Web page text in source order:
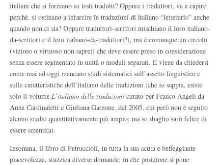
italiani che si formano su testi tradotti? Oppure i traduttori, va a capire
perché, si ostinano a infarcire le traduzioni di italiano “letterario” anche
quando non ci sta? Oppure traduttori-scrittori mischiano il loro italiano-
da-scrittori e il loro italiano-da-traduttori?), ma è comunque un circolo
(vizioso o virtuoso non saprei) che deve essere preso in considerazione
senza essere segmentato in unità o moduli separati. E viene da chiedersi
come mai ad oggi mancano studi sistematici sull’assetto linguistico e
sulle caratteristiche dell’italiano delle traduzioni (che io sappia, esiste
solo il volume L’italiano delle traduzioni curato per Franco Angeli da
Anna Cardinaletti e Giuliana Garzone, del 2005, cui però non è seguito
alcuno studio quantitativamente più ampio; ma se sbaglio sarò felice di
essere smentita).
Insomma, il libro di Petruccioli, in tutta la sua acuta e beffeggiante
piacevolezza, stuzzica diverse domande: in che posizione si pone